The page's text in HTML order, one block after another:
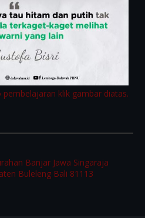
klik gambar diatas.
Banjar Jawa Singaraja
Buleleng Bali 81113